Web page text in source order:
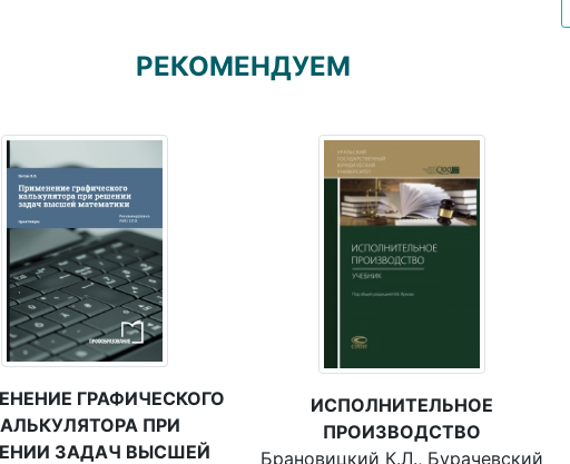
РЕКОМЕНДУЕМ
ГРАФИЧЕСКОГО
ПРИ
ЗАДАЧ ВЫСШЕЙ
ИСПОЛНИТЕЛЬНОЕ
ПРОИЗВОДСТВО
Брановицкий К.Л., Бурачевский